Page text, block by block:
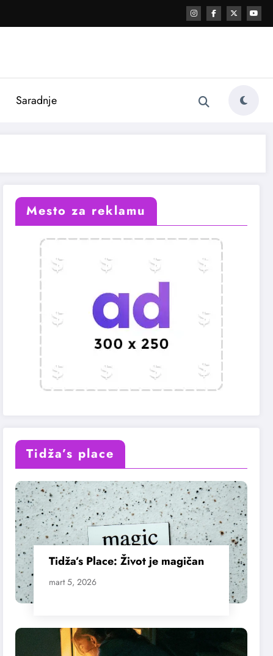
Saradnje
Mesto za reklamu
Tidža’s place
Tidža’s Place: Život je magičan
mart 5, 2026